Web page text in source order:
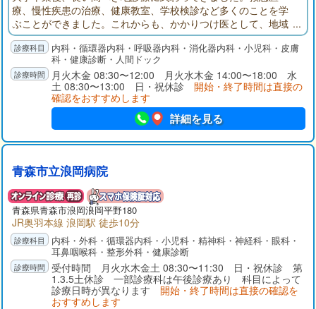
療、慢性疾患の治療、健康教室、学校検診など多くのことを学
ぶことができました。これからも、かかりつけ医として、地域
の皆様の健康を守っていきたいと思っています。
内科・循環器内科・呼吸器内科・消化器内科・小児科・皮膚
科・健康診断・人間ドック
月火木金 08:30〜12:00 月火水木金 14:00〜18:00 水
土 08:30〜13:00 日・祝休診 開始・終了時間は直接の
確認をおすすめします
詳細を見る
青森市立浪岡病院
青森県青森市浪岡浪岡平野180
JR奥羽本線 浪岡駅 徒歩10分
内科・外科・循環器内科・小児科・精神科・神経科・眼科・
耳鼻咽喉科・整形外科・健康診断
受付時間 月火水木金土 08:30〜11:30 日・祝休診 第
1.3.5土休診 一部診療科は午後診療あり 科目によって
診療日時が異なります 開始・終了時間は直接の確認を
おすすめします